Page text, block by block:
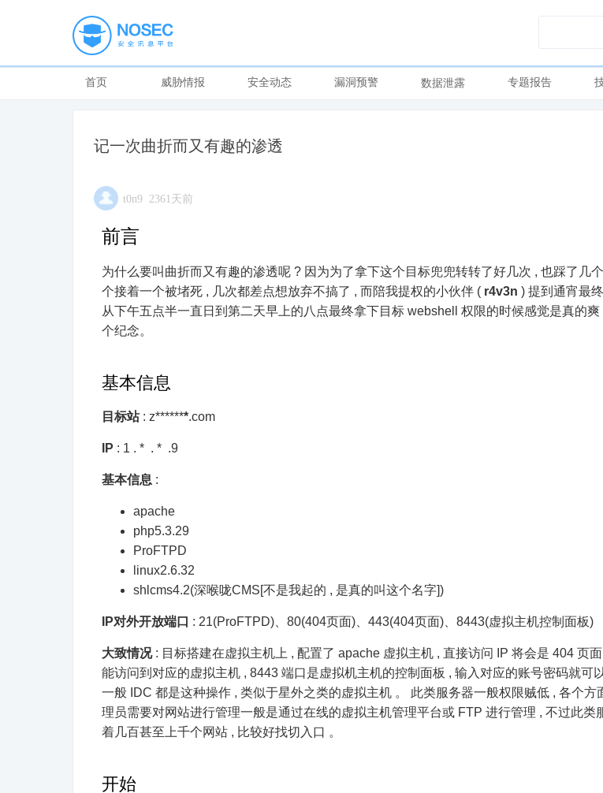
首页 威胁情报 安全动态 漏洞预警 数据泄露 专题报告
记一次曲折而又有趣的渗透
t0n9 2361天前
前言
为什么要叫曲折而又有趣的渗透呢 ? 因为为了拿下这个目标兜兜转转了好几次 , 也踩了几
个接着一个被堵死 , 几次都差点想放弃不搞了 , 而陪我提权的小伙伴 ( r4v3n ) 提到通宵最
从下午五点半一直日到第二天早上的八点最终拿下目标 webshell 权限的时候感觉是真的
个纪念。
基本信息
目标站: z*******.com
IP : 1 . * . * .9
基本信息 :
apache
php5.3.29
ProFTPD
linux2.6.32
shlcms4.2(深喉咙CMS[不是我起的 , 是真的叫这个名字])
IP对外开放端口 : 21(ProFTPD)、80(404页面)、443(404页面)、8443(虚拟主机控制面板)
大致情况: 目标搭建在虚拟主机上 , 配置了 apache 虚拟主机 , 直接访问 IP 将会是 404 页
能访问到对应的虚拟主机 , 8443 端口是虚拟机主机的控制面板 , 输入对应的账号密码就可
一般 IDC 都是这种操作 , 类似于星外之类的虚拟主机 。 此类服务器一般权限贼低 , 各个方
理员需要对网站进行管理一般是通过在线的虚拟主机管理平台或 FTP 进行管理 , 不过此类
着几百甚至上千个网站 , 比较好找切入口 。
开始